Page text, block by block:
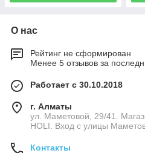
О нас
Рейтинг не сформирован
Менее 5 отзывов за
Работает с 30.10.2018
г. Алматы
ул. Маметовой, 29/41.
HOLI. Вход с улицы
Контакты